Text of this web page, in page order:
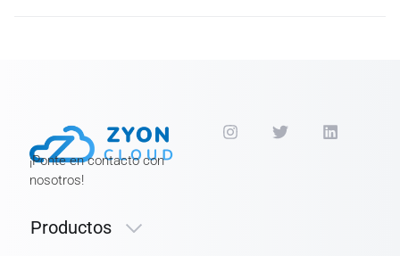
¡Ponte en contacto con
nosotros!
Productos